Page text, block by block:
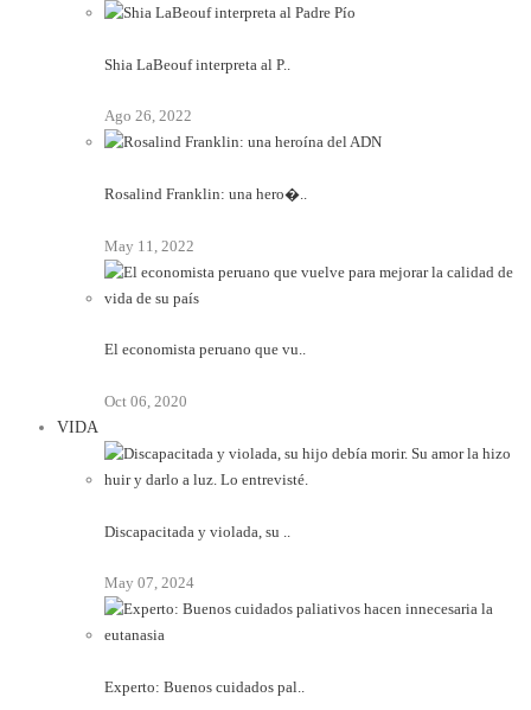
Shia LaBeouf interpreta al P..
Ago 26, 2022
Rosalind Franklin: una hero�..
May 11, 2022
El economista peruano que vu..
Oct 06, 2020
VIDA
Discapacitada y violada, su ..
May 07, 2024
Experto: Buenos cuidados pal..